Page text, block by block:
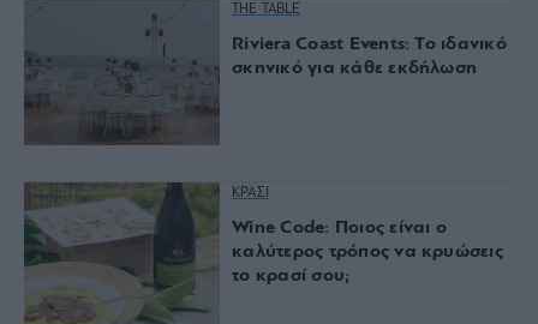
THE TABLE
Riviera Coast Events: Το ιδανικό
σκηνικό για κάθε εκδήλωση
ΚΡΑΣΙ
Wine Code: Ποιος είναι ο
καλύτερος τρόπος να κρυώσεις
το κρασί σου;